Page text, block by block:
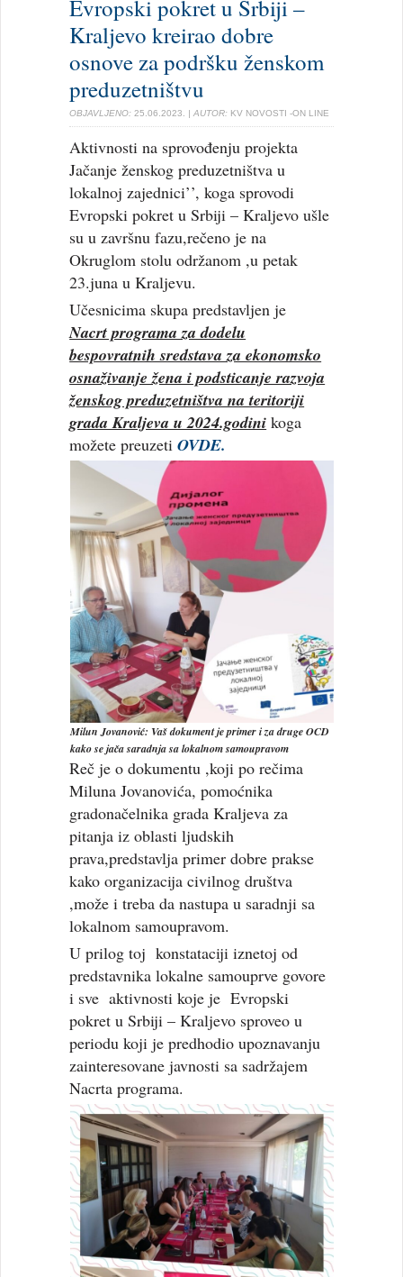
Evropski pokret u Srbiji –
Kraljevo kreirao dobre
osnove za podršku ženskom
preduzetništvu
OBJAVLJENO: 25.06.2023. | AUTOR: KV NOVOSTI -ON LINE
Aktivnosti na sprovođenju projekta
Jačanje ženskog preduzetništva u
lokalnoj zajednici’’, koga sprovodi
Evropski pokret u Srbiji – Kraljevo ušle
su u završnu fazu,rečeno je na
Okruglom stolu održanom ,u petak
23.juna u Kraljevu.
Učesnicima skupa predstavljen je
Nacrt programa za dodelu
bespovratnih sredstava za ekonomsko
osnaživanje žena i podsticanje razvoja
ženskog preduzetništva na teritoriji
grada Kraljeva u 2024.godini koga
možete preuzeti OVDE.
Milun Jovanović: Vaš dokument je primer i za druge OCD
kako se jača saradnja sa lokalnom samoupravom
Reč je o dokumentu ,koji po rečima
Miluna Jovanovića, pomoćnika
gradonačelnika grada Kraljeva za
pitanja iz oblasti ljudskih
prava,predstavlja primer dobre prakse
kako organizacija civilnog društva
,može i treba da nastupa u saradnji sa
lokalnom samoupravom.
U prilog toj konstataciji iznetoj od
predstavnika lokalne samouprve govore
i sve aktivnosti koje je Evropski
pokret u Srbiji – Kraljevo sproveo u
periodu koji je predhodio upoznavanju
zainteresovane javnosti sa sadržajem
Nacrta programa.